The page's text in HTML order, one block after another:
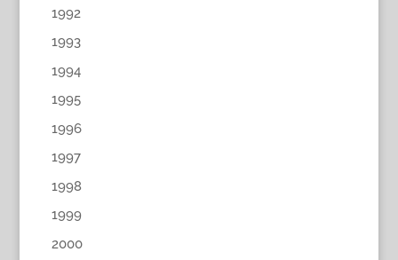
1992
1993
1994
1995
1996
1997
1998
1999
2000